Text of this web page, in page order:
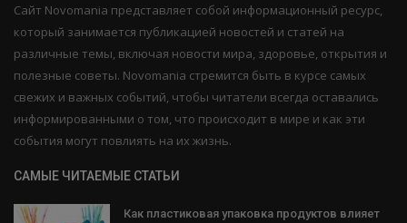
Сайт Novomania представляет собой информационный ресурс,
который занимается публикацией новостей и статей на
различные темы, включая новости мира, здоровье, открытия и
полезные советы. Novomania стремится быть в курсе самых
свежих и важных событий, чтобы читатели всегда оставались
информированными о том, что происходит в мире и как эти
события могут повлиять на их жизнь.
САМЫЕ ЧИТАЕМЫЕ СТАТЬИ
Как пластиковая упаковка продуктов влияет